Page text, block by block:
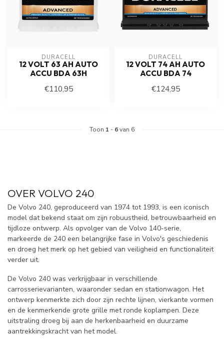
DURACELL
12 VOLT 63 AH AUTO
ACCU BDA 63H
€110,95
DURACELL
12 VOLT 74 AH AUTO
ACCU BDA 74
€124,95
Toon 1 - 6van 6
OVER VOLVO 240
De Volvo 240, geproduceerd van 1974 tot 1993, is een iconisch
model dat bekend staat om zijn robuustheid, betrouwbaarheid en
tijdloze ontwerp. Als opvolger van de Volvo 140-serie,
markeerde de 240 een belangrijke fase in Volvo's geschiedenis
en droeg het merk op het gebied van veiligheid en functionaliteit
verder uit.
De Volvo 240 was verkrijgbaar in verschillende
carrosserievarianten, waaronder sedan en stationwagon. Het
ontwerp kenmerkte zich door zijn rechte lijnen, vierkante vormen
en de kenmerkende grote grille met ronde koplampen. Deze
uitstraling droeg bij aan de herkenbaarheid en duurzame
aantrekkingskracht van het model.